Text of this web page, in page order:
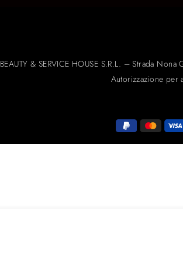
BEAUTY & SERVICE HOUSE S.R.L. – Strada
Autorizzazione per